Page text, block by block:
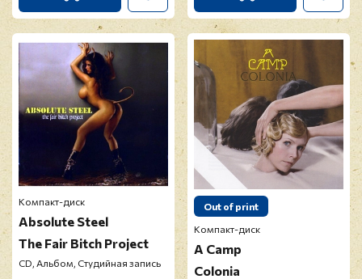
Компакт-диск
Absolute Steel
The Fair Bitch Project
CD, Альбом, Студийная запись
Out of print
Компакт-диск
A Camp
Colonia